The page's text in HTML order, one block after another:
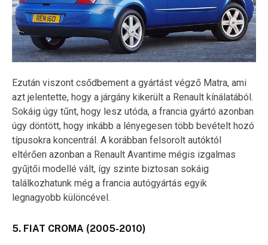
Ezután viszont csődbement a gyártást végző Matra, ami
azt jelentette, hogy a járgány kikerült a Renault kínálatából.
Sokáig úgy tűnt, hogy lesz utóda, a francia gyártó azonban
úgy döntött, hogy inkább a lényegesen több bevételt hozó
típusokra koncentrál. A korábban felsorolt autóktól
eltérően azonban a Renault Avantime mégis izgalmas
gyűjtői modellé vált, így szinte biztosan sokáig
találkozhatunk még a francia autógyártás egyik
legnagyobb különcével.
5. FIAT CROMA (2005-2010)